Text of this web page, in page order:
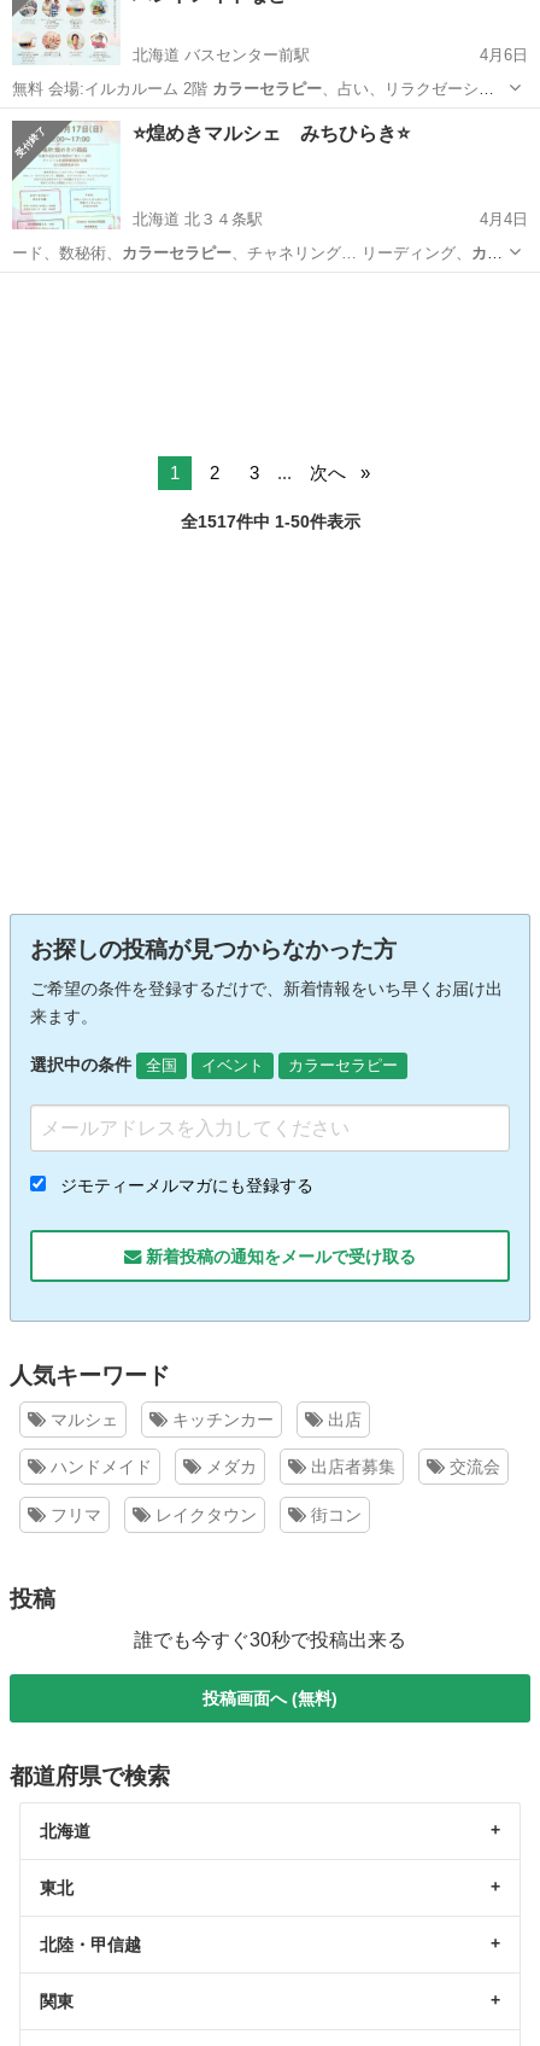
北海道 バスセンター前駅
4月6日
無料 会場:イルカルーム 2階 カラーセラピー、占い、リラクゼーショ
ン、メイク、…
北海道 札幌市 バスセンター前駅 ワークショップ
⭐️煌めきマルシェ みちひらき⭐️
北海道 北３４条駅
4月4日
ード、数秘術、 カラーセラピー、チャネリング… リーディング、 カラ
ーセラピー
、使命学で、未… ド鑑定 ②カラーセラピーきらきら星
1 2 3 ... 次へ
全1517件中 1-50件表示
お探しの投稿が見つからなかった方
ご希望の条件を登録するだけで、新着情報をいち早くお届け出
来ます。
選択中の条件 全国 イベント カラーセラピー
ジモティーメルマガにも登録する
新着投稿の通知をメールで受け取る
人気キーワード
マルシェ キッチンカー 出店
ハンドメイド メダカ 出店者募集 交流会
フリマ レイクタウン 街コン
投稿
誰でも今すぐ30秒で投稿出来る
投稿画面へ (無料)
都道府県で検索
北海道
東北
北陸・甲信越
関東